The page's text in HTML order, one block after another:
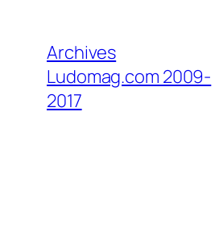
contenu
Archives
Ludomag.com 2009-
2017